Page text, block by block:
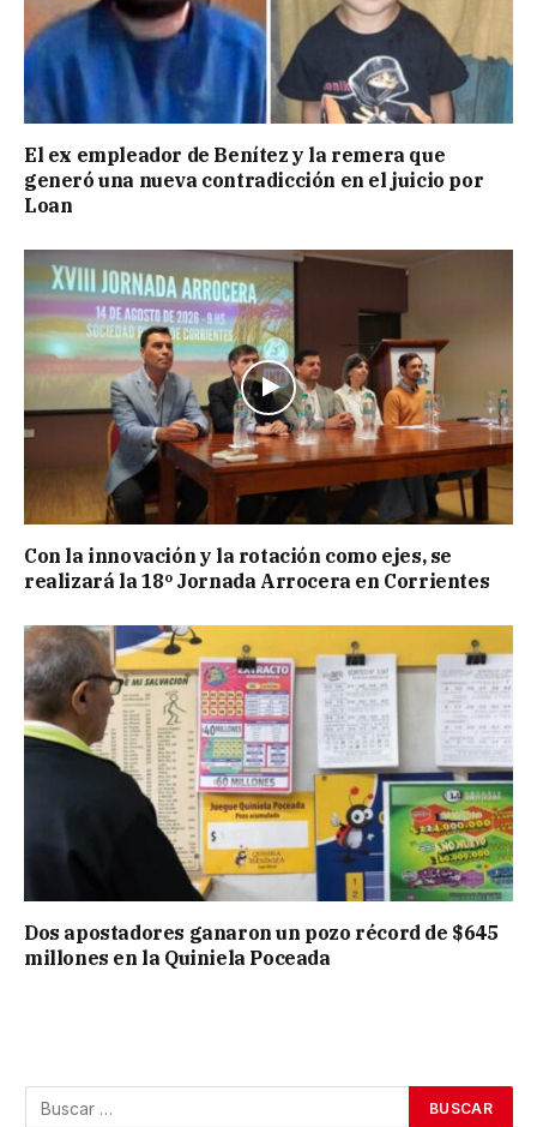
El ex empleador de Benítez y la remera que
generó una nueva contradicción en el juicio por
Loan
Con la innovación y la rotación como ejes, se
realizará la 18º Jornada Arrocera en Corrientes
Dos apostadores ganaron un pozo récord de $645
millones en la Quiniela Poceada